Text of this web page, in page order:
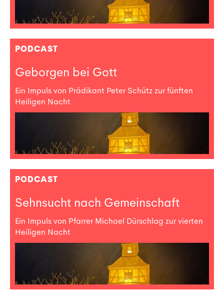
PODCAST
Geborgen bei Gott
Ein Impuls von Prädikant Peter Schütz zur fünften
Heiligen Nacht
PODCAST
Sehnsucht nach Gemeinschaft
Ein Impuls von Pfarrer Michael Dürschlag zur vierten
Heiligen Nacht